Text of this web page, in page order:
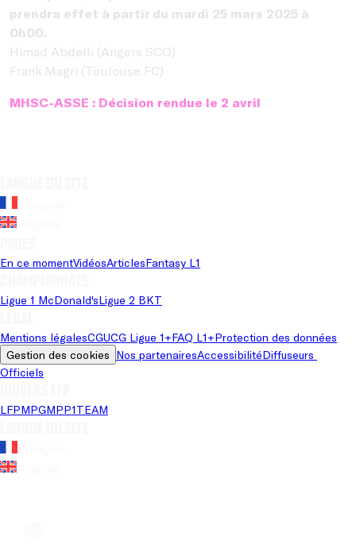
prendra effet à partir du mardi 25 mars 2025 à
0h00.
Himad Abdelli (Angers SCO)
Frank Magri (Toulouse FC)
MHSC-ASSE : Décision rendue le 2 avril
En ce momentVidéosArticlesFantasy L1
Ligue 1 McDonald'sLigue 2 BKT
Mentions légalesCGUCG Ligue 1+FAQ L1+Protection des données
Gestion des cookies Nos partenairesAccessibilitéDiffuseurs
Officiels
LFPMPGMPP1TEAM